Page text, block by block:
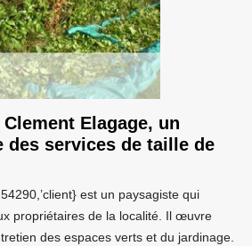
Elagage, un
des services de taille de
est un paysagiste qui
propriétaires de la localité. Il œuvre
des espaces verts et du jardinage.